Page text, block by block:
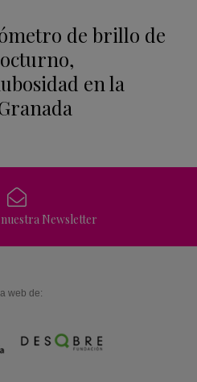
de brillo de
en la
Newsletter
web de: